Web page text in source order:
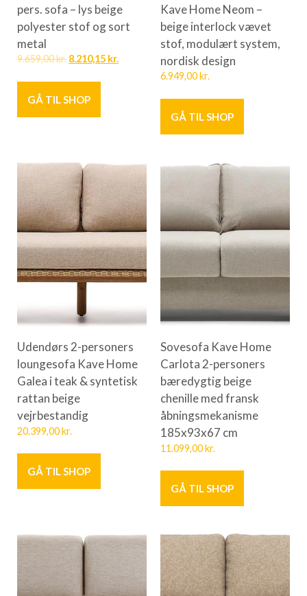
pers. sofa – lys beige
polyester stof og sort
metal
9.659,00kr. 8.210,15 kr.
GÅ TIL SHOP
Kave Home Neom –
beige interlock vævet
stof, modulært system,
nordisk design
6.949,00 kr.
GÅ TIL SHOP
Udendørs 2-personers
loungesofa Kave Home
Galea i teak & syntetisk
rattan beige
vejrbestandig
20.399,00kr.
GÅ TIL SHOP
Sovesofa Kave Home
Carlota 2-personers
bæredygtig beige
chenille med fransk
åbningsmekanisme
185x93x67 cm
11.099,00kr.
GÅ TIL SHOP